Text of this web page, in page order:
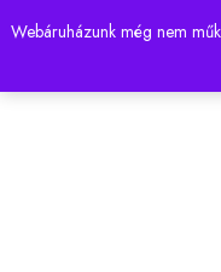
Webáruházunk még nem